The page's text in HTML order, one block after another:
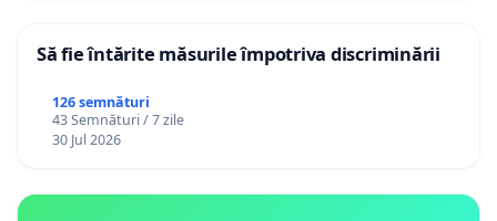
Să fie întărite măsurile împotriva discriminării
126 semnături
43 Semnături / 7 zile
30 Jul 2026